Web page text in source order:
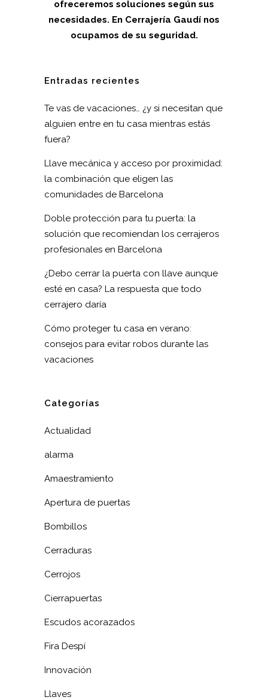
ofreceremos soluciones según sus
necesidades. En Cerrajería Gaudí nos
ocupamos de su seguridad.
Entradas recientes
Te vas de vacaciones… ¿y si necesitan que
alguien entre en tu casa mientras estás
fuera?
Llave mecánica y acceso por proximidad:
la combinación que eligen las
comunidades de Barcelona
Doble protección para tu puerta: la
solución que recomiendan los cerrajeros
profesionales en Barcelona
¿Debo cerrar la puerta con llave aunque
esté en casa? La respuesta que todo
cerrajero daría
Cómo proteger tu casa en verano:
consejos para evitar robos durante las
vacaciones
Categorías
Actualidad
alarma
Amaestramiento
Apertura de puertas
Bombillos
Cerraduras
Cerrojos
Cierrapuertas
Escudos acorazados
Fira Despí
Innovación
Llaves